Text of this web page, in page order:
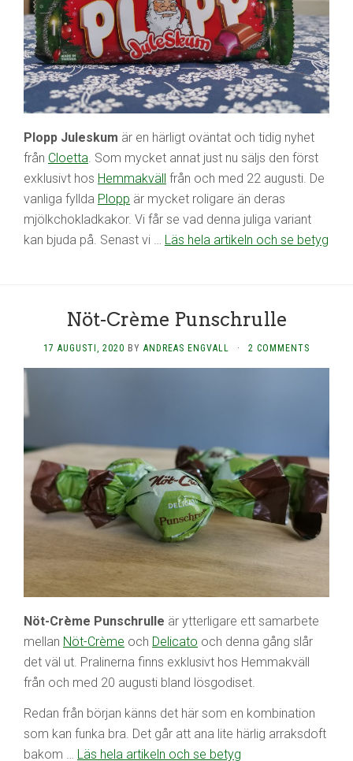
Plopp Juleskum är en härligt oväntat och tidig nyhet
från Cloetta . Som mycket annat just nu säljs den först
exklusivt hos Hemmakväll från och med 22 augusti. De
vanliga fyllda Plopp är mycket roligare än deras
mjölkchokladkakor. Vi får se vad denna juliga variant
kan bjuda på. Senast vi … Läs hela artikeln och se betyg
Nöt-Crème Punschrulle
17 AUGUSTI, 2020 BY ANDREAS ENGVALL · 2 COMMENTS
Nöt-Crème Punschrulle är ytterligare ett samarbete
mellan Nöt-Crème och Delicato och denna gång slår
det väl ut. Pralinerna finns exklusivt hos Hemmakväll
från och med 20 augusti bland lösgodiset.
Redan från början känns det här som en kombination
som kan funka bra. Det går att ana lite härlig arraksdoft
bakom … Läs hela artikeln och se betyg